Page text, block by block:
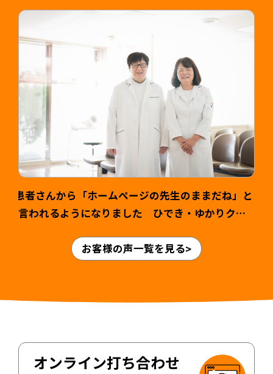
患者さんから「ホームページの先生のままだね」と
言われるようになりました ひでき・ゆかりクリ
お客様の声一覧を見る
オンライン打ち合わせ